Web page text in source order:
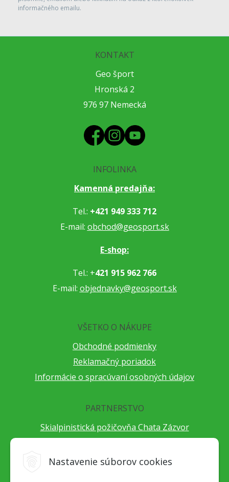
Nastavenie súborov cookies
informačného emailu.
KONTAKT
Geo šport
Hronská 2
976 97 Nemecká
INFOLINKA
Kamenná predajňa:
Tel.: +421 949 333 712
E-mail: obchod@geosport.sk
E-shop:
Tel.: +421 915 962 766
E-mail: objednavky@geosport.sk
VŠETKO O NÁKUPE
Obchodné podmienky
Reklamačný poriadok
Informácie o spracúvaní osobných údajov
PARTNERSTVO
Skialpinistická požičovňa Chata Zázvor
Cestovateľský festival Cestou necestou